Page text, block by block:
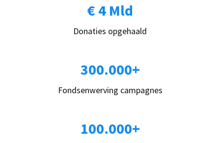
€ 4 Mld
Donaties opgehaald
300.000+
Fondsenwerving campagnes
100.000+